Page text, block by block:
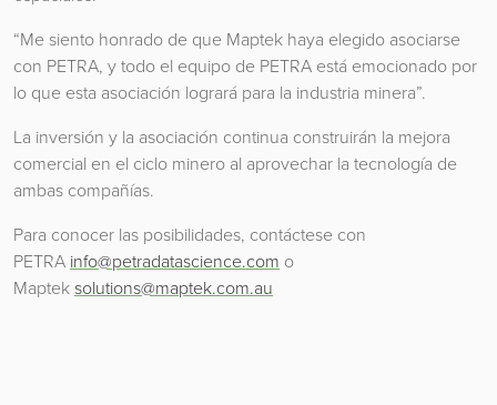
“Me siento honrado de que Maptek haya elegido asociarse
con PETRA, y todo el equipo de PETRA está emocionado por
lo que esta asociación logrará para la industria minera”.
La inversión y la asociación continua construirán la mejora
comercial en el ciclo minero al aprovechar la tecnología de
ambas compañías.
Para conocer las posibilidades, contáctese con
PETRA info@petradatascience.com o
Mapteksolutions@maptek.com.au